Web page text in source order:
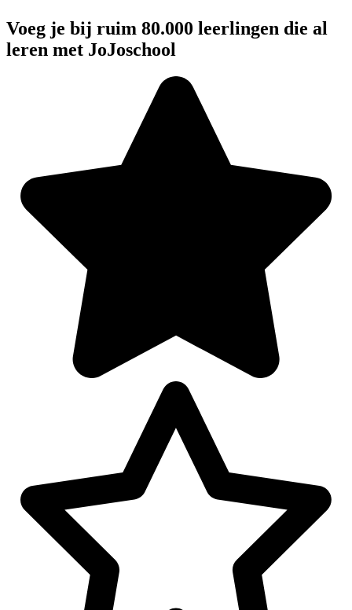
Voeg je bij ruim 80.000 leerlingen die al
leren met JoJoschool